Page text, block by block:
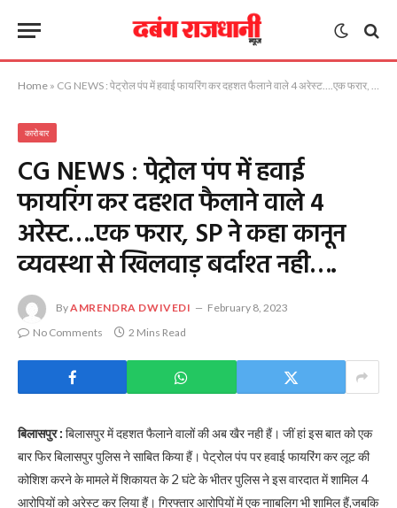
Home » CG NEWS : पेट्रोल पंप में हवाई फायरिंग कर दहशत फैलाने वाले 4 अरेस्ट….एक फरार, SP ने कहा कानून व्यवस्था से खिलवाड़ बर्दाश्त नही….
कारोबार
CG NEWS : पेट्रोल पंप में हवाई
फायरिंग कर दहशत फैलाने वाले 4
अरेस्ट….एक फरार, SP ने कहा कानून
व्यवस्था से खिलवाड़ बर्दाश्त नही….
ByAMRENDRA DWIVEDI
February 8, 2023
No Comments
2 Mins Read
बिलासपुर : बिलासपुर में दहशत फैलाने वालों की अब खैर नही हैं। जीं हां इस बात को एक
बार फिर बिलासपुर पुलिस ने साबित किया हैं। पेट्रोल पंप पर हवाई फायरिंग कर लूट की
कोशिश करने के मामले में शिकायत के 2 घंटे के भीतर पुलिस ने इस वारदात में शामिल 4
आरोपियों को अरेस्ट कर लिया हैं। गिरफ्तार आरोपियों में एक नााबलिग भी शामिल हैं,जबकि